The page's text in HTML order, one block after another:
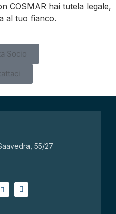
COSMAR hai tutela legale,
al tuo fianco.
Socio
55/27